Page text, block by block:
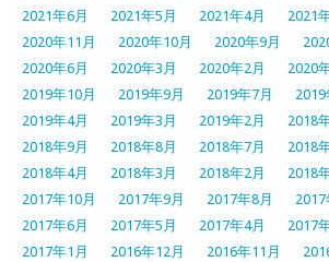
2021年6月
2021年5月 2021年4月
2021
2020年11月
2020年10月 2020年9月
2020年6月
2020年3月 2020年2月
2020
2019年10月
2019年9月 2019年7月
2019
2019年4月
2019年3月 2019年2月
2018
2018年9月
2018年8月 2018年7月 2018
2018年4月
2018年3月 2018年2月
2018
2017年10月
2017年9月 2017年8月
2017
2017年6月
2017年5月 2017年4月 2017
2017年1月
2016年12月 2016年11月